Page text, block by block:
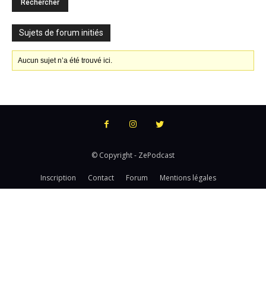
Sujets de forum initiés
Aucun sujet n’a été trouvé ici.
© Copyright - ZePodcast
Inscription Contact Forum Mentions légales